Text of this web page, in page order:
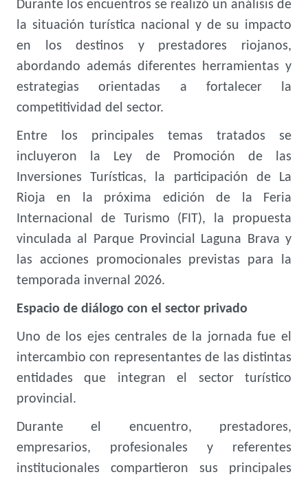
Durante los encuentros se realizó un análisis de
la situación turística nacional y de su impacto
en los destinos y prestadores riojanos,
abordando además diferentes herramientas y
estrategias orientadas a fortalecer la
competitividad del sector.
Entre los principales temas tratados se
incluyeron la Ley de Promoción de las
Inversiones Turísticas, la participación de La
Rioja en la próxima edición de la Feria
Internacional de Turismo (FIT), la propuesta
vinculada al Parque Provincial Laguna Brava y
las acciones promocionales previstas para la
temporada invernal 2026.
Espacio de diálogo con el sector privado
Uno de los ejes centrales de la jornada fue el
intercambio con representantes de las distintas
entidades que integran el sector turístico
provincial.
Durante el encuentro, prestadores,
empresarios, profesionales y referentes
institucionales compartieron sus principales